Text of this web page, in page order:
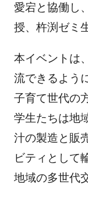
愛宕と協働し
授、杵渕ゼミ
本イベントは
流できるよう
子育て世代の
学生たちは地
汁の製造と販
ビティとして
地域の多世代